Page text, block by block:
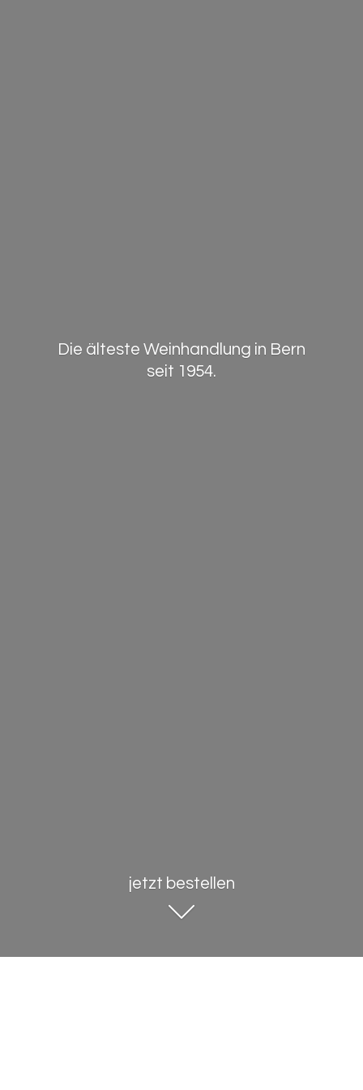
Die älteste Weinhandlung in Bern
seit 1954.
jetzt bestellen